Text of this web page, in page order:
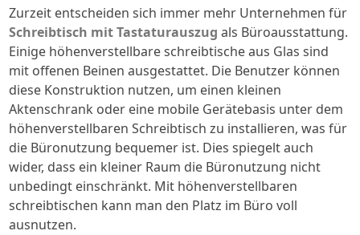
Zurzeit entscheiden sich immer mehr Unternehmen für
Schreibtisch mit Tastaturauszug als Büroausstattung.
Einige höhenverstellbare schreibtische aus Glas sind
mit offenen Beinen ausgestattet. Die Benutzer können
diese Konstruktion nutzen, um einen kleinen
Aktenschrank oder eine mobile Gerätebasis unter dem
höhenverstellbaren Schreibtisch zu installieren, was für
die Büronutzung bequemer ist. Dies spiegelt auch
wider, dass ein kleiner Raum die Büronutzung nicht
unbedingt einschränkt. Mit höhenverstellbaren
schreibtischen kann man den Platz im Büro voll
ausnutzen.